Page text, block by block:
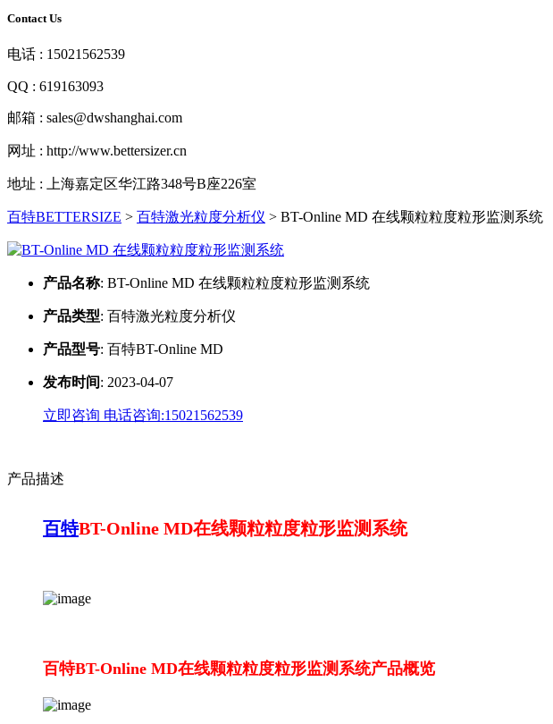
Contact Us
电话 : 15021562539
QQ : 619163093
邮箱 : sales@dwshanghai.com
网址 : http://www.bettersizer.cn
地址 : 上海嘉定区华江路348号B座226室
百特BETTERSIZE > 百特激光粒度分析仪 > BT-Online MD 在线颗粒粒度粒形监测系统
产品名称: BT-Online MD 在线颗粒粒度粒形监测系统
产品类型: 百特激光粒度分析仪
产品型号: 百特BT-Online MD
发布时间 : 2023-04-07
立即咨询 电话咨询:15021562539
产品描述
百特BT-Online MD在线颗粒粒度粒形监测系统
百特BT-Online MD在线颗粒粒度粒形监测系统产品概览